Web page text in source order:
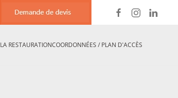
LA RESTAURATIONCOORDONNÉES / PLAN D'ACCÈS